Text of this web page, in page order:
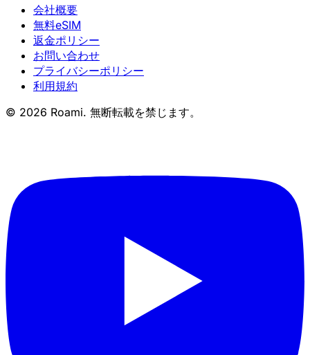
会社概要
無料eSIM
返金ポリシー
お問い合わせ
プライバシーポリシー
利用規約
© 2026 Roami. 無断転載を禁じます。